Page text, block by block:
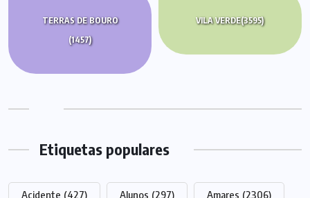
TERRAS DE BOURO
(1457)
VILA VERDE(3595)
Etiquetas populares
Acidente (427) Alunos (297) Amares (2306)